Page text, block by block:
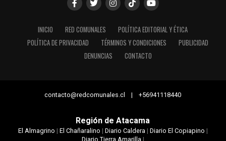
INICIO RED COMUNALES
POLÍTICA EDITORIAL Y ÉTICA
POLÍTICA DE PRIVACIDAD
TÉRMINOS Y CONDICIONES
PUBLICIDAD
DENUNCIAS
CONTACTO
contacto@redcomunales.cl | +56941118440
Región de Atacama
El Almagrino | El Chañaralino | Diario Caldera | Diario El Copiapino |
Diario Tierra Amarilla |